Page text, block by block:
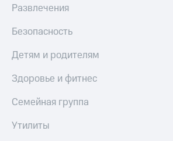
Развлечения
Безопасность
Детям и родителям
Здоровье и фитнес
Семейная группа
Утилиты